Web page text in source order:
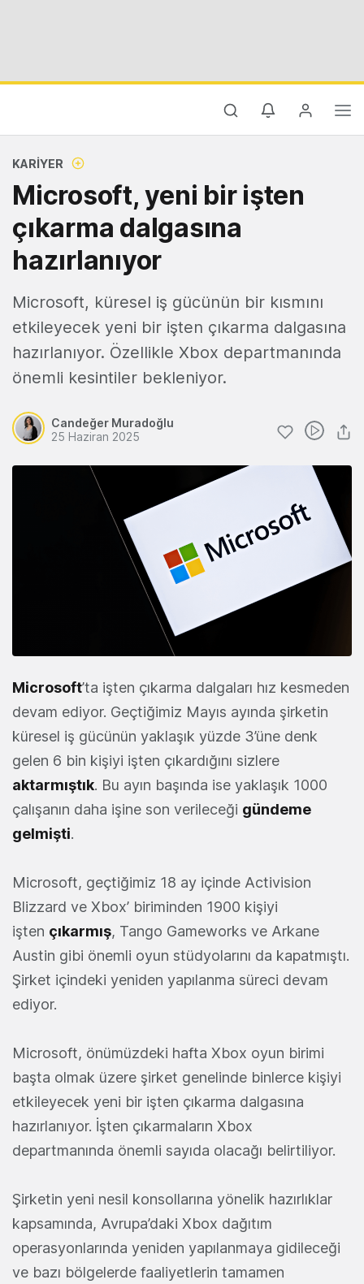
KARIYER
Microsoft, yeni bir işten
çıkarma dalgasına
hazırlanıyor
Microsoft, küresel iş gücünün bir kısmını
etkileyecek yeni bir işten çıkarma dalgasına
hazırlanıyor. Özellikle Xbox departmanında
önemli kesintiler bekleniyor.
Candeğer Muradoğlu
25 Haziran 2025
Microsoft’ta işten çıkarma dalgaları hız kesmeden
devam ediyor. Geçtiğimiz Mayıs ayında şirketin
küresel iş gücünün yaklaşık yüzde 3’üne denk
gelen 6 bin kişiyi işten çıkardığını sizlere
aktarmıştık. Bu ayın başında ise yaklaşık 1000
çalışanın daha işine son verileceği gündeme
gelmişti.
Microsoft, geçtiğimiz 18 ay içinde Activision
Blizzard ve Xbox’ biriminden 1900 kişiyi
işten çıkarmış, Tango Gameworks ve Arkane
Austin gibi önemli oyun stüdyolarını da kapatmıştı.
Şirket içindeki yeniden yapılanma süreci devam
ediyor.
Microsoft, önümüzdeki hafta Xbox oyun birimi
başta olmak üzere şirket genelinde binlerce kişiyi
etkileyecek yeni bir işten çıkarma dalgasına
hazırlanıyor. İşten çıkarmaların Xbox
departmanında önemli sayıda olacağı belirtiliyor.
Şirketin yeni nesil konsollarına yönelik hazırlıklar
kapsamında, Avrupa’daki Xbox dağıtım
operasyonlarında yeniden yapılanmaya gidileceği
ve bazı bölgelerde faaliyetlerin tamamen